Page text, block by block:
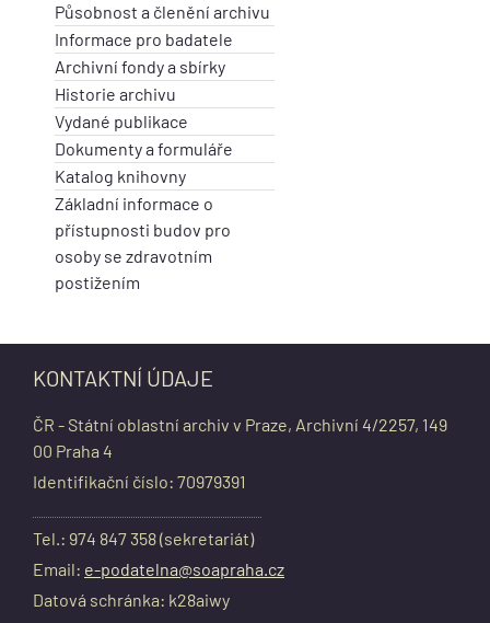
Působnost a členění archivu
Informace pro badatele
Archivní fondy a sbírky
Historie archivu
Vydané publikace
Dokumenty a formuláře
Katalog knihovny
Základní informace o
přístupnosti budov pro
osoby se zdravotním
postižením
KONTAKTNÍ ÚDAJE
ČR - Státní oblastní archiv v Praze, Archivní 4/2257, 149
00 Praha 4
Identifikační číslo: 70979391
Tel.: 974 847 358 (sekretariát)
Email: e-podatelna@soapraha.cz
Datová schránka: k28aiwy